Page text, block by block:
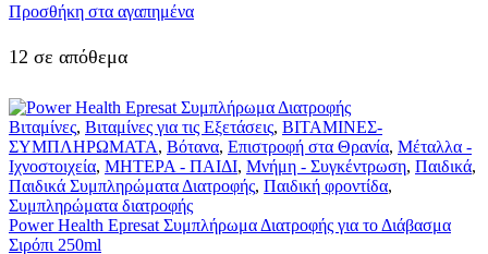
Προσθήκη στα αγαπημένα
12 σε απόθεμα
Βιταμίνες, Βιταμίνες για τις Εξετάσεις, ΒΙΤΑΜΙΝΕΣ-
ΣΥΜΠΛΗΡΩΜΑΤΑ, Βότανα, Επιστροφή στα Θρανία, Μέταλλα -
Ιχνοστοιχεία, ΜΗΤΕΡΑ - ΠΑΙΔΙ, Μνήμη - Συγκέντρωση, Παιδικά,
Παιδικά Συμπληρώματα Διατροφής, Παιδική φροντίδα,
Συμπληρώματα διατροφής
Power Health Epresat Συμπλήρωμα Διατροφής για το Διάβασμα
Σιρόπι 250ml